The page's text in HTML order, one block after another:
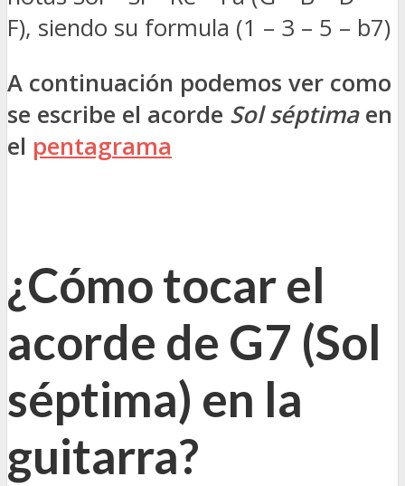
F), siendo su formula (1 – 3 – 5 – b7)
A continuación podemos ver como
se escribe el acorde Sol séptimaen
el pentagrama
¿Cómo tocar el
acorde de G7 (Sol
séptima) en la
guitarra?